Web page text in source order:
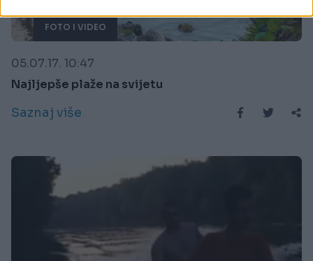
FOTO I VIDEO
05.07.17. 10:47
Najljepše plaže na svijetu
Saznaj više